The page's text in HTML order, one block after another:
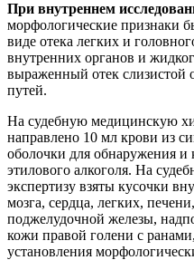
При внутреннем
морфологические признаки
виде отека легких и
внутренних органов и
выраженный отек слизистой
путей.
На судебную медицинскую
направлено 10 мл крови из
оболочки для обнаружения и
этилового алкоголя. На
экспертизу взяты кусочки
мозга, сердца, легких,
поджелудочной железы,
кожи правой голени с
установления